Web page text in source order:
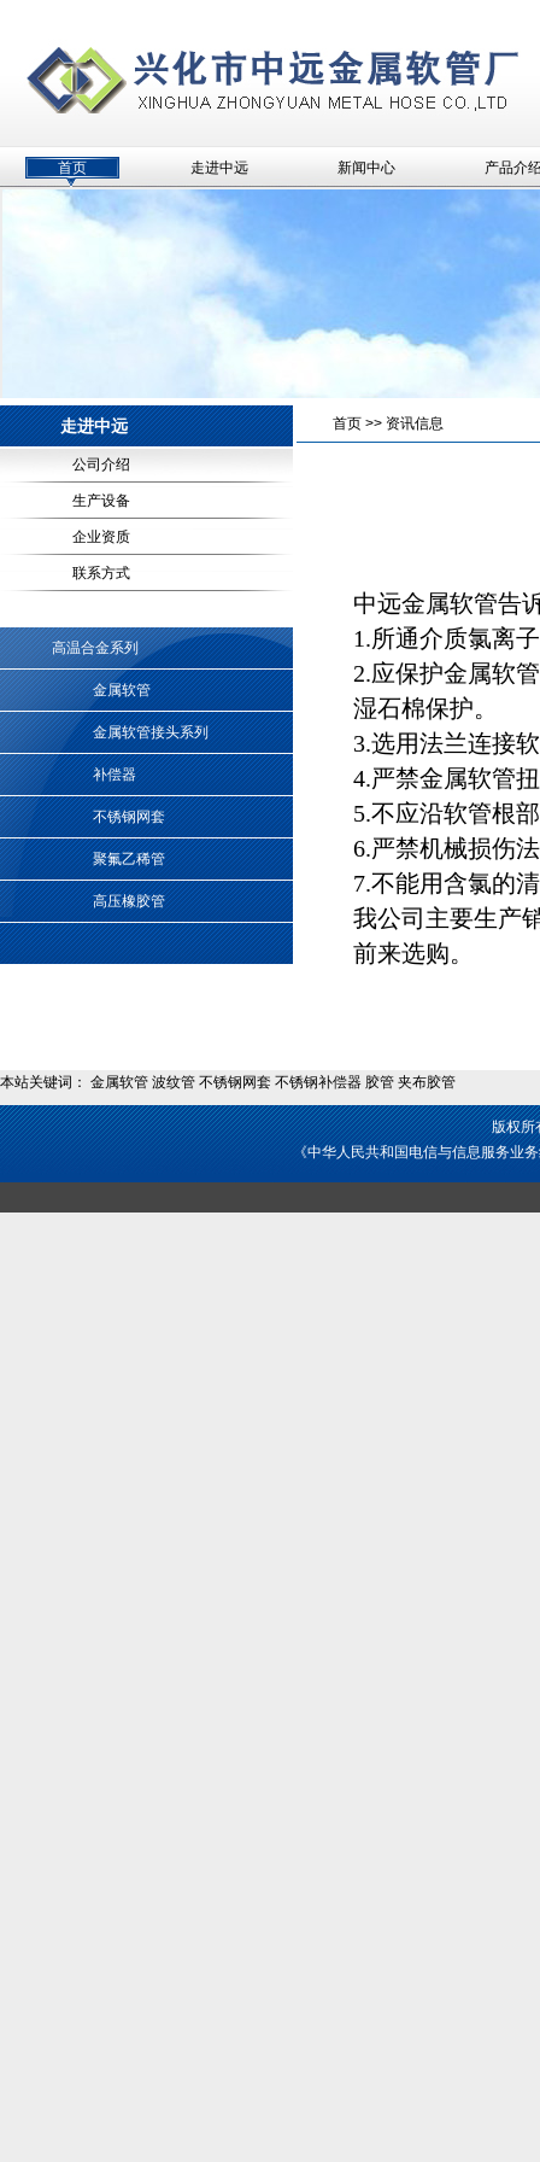
首页 走进中远 新闻中心 产品介
走进中远
公司介绍
生产设备
企业资质
联系方式
高温合金系列
金属软管
金属软管接头系列
补偿器
不锈钢网套
聚氟乙稀管
高压橡胶管
首页 >> 资讯信息
中远金属软管告
1.所通介质氯离
2.应保护金属软
湿石棉保护。
3.选用法兰连接
4.严禁金属软管
5.不应沿软管根
6.严禁机械损伤
7.不能用含氯的
我公司主要生产
前来选购。
本站关键词： 金属软管 波纹管 不锈钢网套 不锈钢补偿器 胶管 夹布胶管
版权所
《中华人民共和国电信与信息服务业